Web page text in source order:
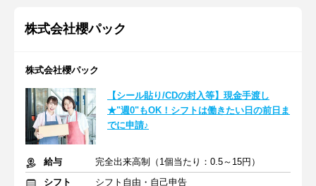
株式会社櫻パック
株式会社櫻パック
【シール貼り/CDの封入等】現金手渡し
★"週0"もOK！シフトは働きたい日の前日ま
でに申請♪
給与
完全出来高制（1個当たり：0.5～15円）
シフト
シフト自由・自己申告